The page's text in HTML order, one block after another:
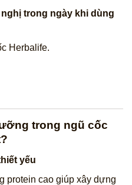
trong ngày khi dùng
Herbalife.
trong ngũ cốc
yếu
protein cao giúp xây dựng